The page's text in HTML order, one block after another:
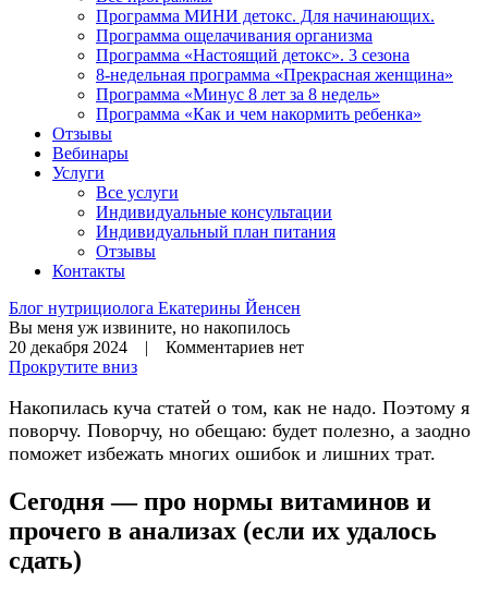
Программа МИНИ детокс. Для начинающих.
Программа ощелачивания организма
Программа «Настоящий детокс». 3 сезона
8-недельная программа «Прекрасная женщина»
Программа «Минус 8 лет за 8 недель»
Программа «Как и чем накормить ребенка»
Отзывы
Вебинары
Услуги
Все услуги
Индивидуальные консультации
Индивидуальный план питания
Отзывы
Контакты
Блог нутрициолога Екатерины Йенсен
Вы меня уж извините, но накопилось
20 декабря 2024 | Комментариев нет
Прокрутите вниз
Накопилась куча статей о том, как не надо. Поэтому я
поворчу. Поворчу, но обещаю: будет полезно, а заодно
поможет избежать многих ошибок и лишних трат.
Сегодня — про нормы витаминов и
прочего в анализах (если их удалось
сдать)